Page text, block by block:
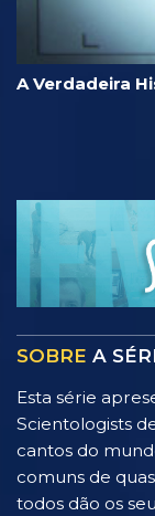
A Verdadeira
SOBRE A
Esta série
Scientologists
cantos do
comuns de
todos dão os